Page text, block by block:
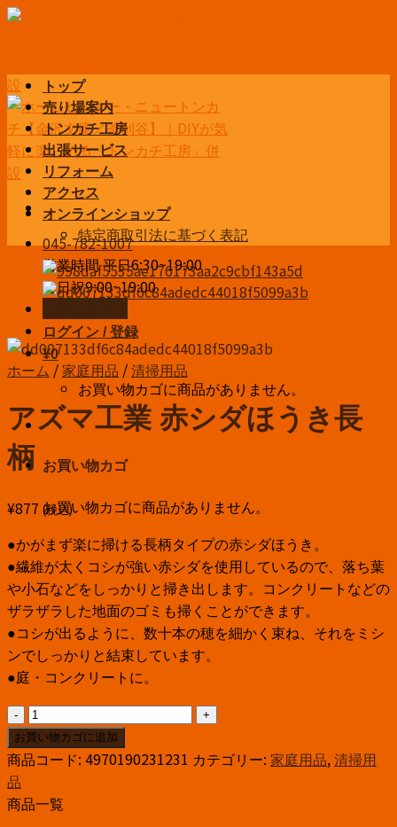
Skip
045-782-1007
営業時間 平日6:30~19:00
土日祝9:00~19:00
ログイン / 登録
¥0
お買い物カゴに商品がありません。
お買い物カゴ
お買い物カゴに商品がありません。
トップ
売り場案内
トンカチ工房
出張サービス
リフォーム
アクセス
オンラインショップ
特定商取引法に基づく表記
ホーム / 家庭用品 /清掃用品
アズマ工業 赤シダほうき長
柄
¥877 (税込)
●かがまず楽に掃ける長柄タイプの赤シダほうき。
●繊維が太くコシが強い赤シダを使用しているので、落ち葉
や小石などをしっかりと掃き出します。コンクリートなどの
ザラザラした地面のゴミも掃くことができます。
●コシが出るように、数十本の穂を細かく束ね、それをミシ
ンでしっかりと結束しています。
●庭・コンクリートに。
ア
ズ
マ
業
お買い物カゴに追加
商品コード: 4970190231231 カテゴリー: 家庭用品,清掃用
品
商品一覧